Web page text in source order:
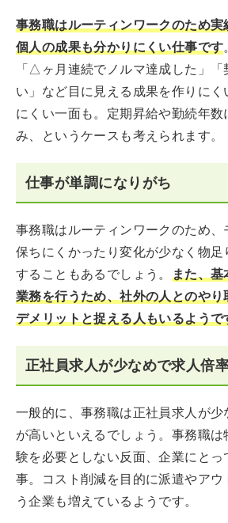
事務職はルーティンワークのため
個人の成果も分かりにくい仕事です
「△ヶ月連続でノルマ達成した」「
い」など目に見える成果を作りに
にくい一面も。定期昇給や勤続年
み、というケースも考えられます。
仕事が単調になりがち
事務職はルーティンワークのため、
保ちにくかったり変化が少なく物足
することもあるでしょう。 また、基
業務を行うため、社外の人とのや
デメリットと捉える人もいるようで
正社員求人が少なめで求人倍
一般的に、事務職は正社員求人が
が高いといえるでしょう。事務職は
験を必要としない反面、企業にと
事。コスト削減を目的に派遣やア
う企業も増えているようです。